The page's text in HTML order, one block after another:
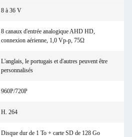
8 à 36 V
8 canaux d'entrée analogique AHD HD,
connexion aérienne, 1,0 Vp-p, 75Ω
L'anglais, le portugais et d'autres peuvent être
personnalisés
960P/720P
H. 264
Disque dur de 1 To + carte SD de 128 Go